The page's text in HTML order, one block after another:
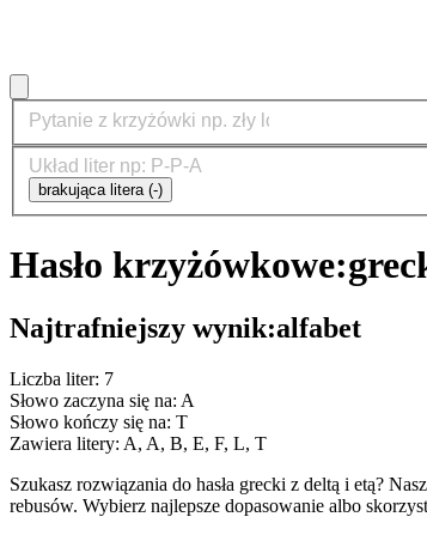
brakująca litera (-)
Hasło krzyżówkowe:
Najtrafniejszy wynik:alfabet
Liczba liter: 7
Słowo zaczyna się na: A
Słowo kończy się na: T
Zawiera litery: A, A, B, E, F, L, T
Szukasz rozwiązania do hasła grecki z deltą i etą?
rebusów. Wybierz najlepsze dopasowanie albo